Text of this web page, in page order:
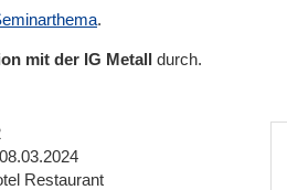
.
mit der IG Metall durch.
Restaurant